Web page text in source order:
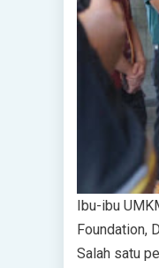
Ibu-ibu
Foundation,
Salah satu